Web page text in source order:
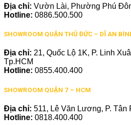
Địa chỉ: Vườn Lài, Phường Phú
Hotline: 0886.500.500
SHOWROOM QUẬN THỦ ĐỨC – DĨ AN
Địa chỉ: 21, Quốc Lộ 1K, P. Linh
Tp.HCM
Hotline: 0855.400.400
SHOWROOM QUẬN 7 – HCM
Địa chỉ: 511, Lê Văn Lương, P. Tân
Hotline: 0818.400.400